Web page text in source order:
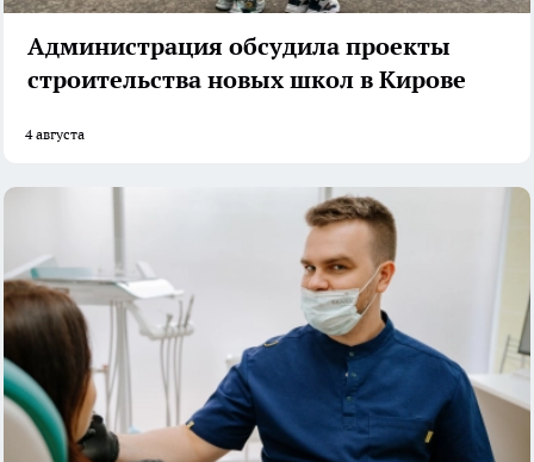
Администрация обсудила проекты
строительства новых школ в Кирове
4 августа